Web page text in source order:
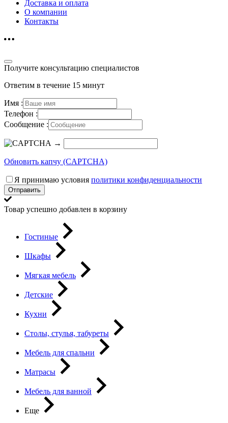
Доставка и оплата
О компании
Контакты
Получите консультацию специалистов
Ответим в течение 15 минут
Имя :
Телефон :
Сообщение :
→
Обновить капчу (CAPTCHA)
Я принимаю условия политики конфиденциальности
Отправить
Товар успешно добавлен в корзину
Гостиные
Шкафы
Мягкая мебель
Детские
Кухни
Столы, стулья, табуреты
Мебель для спальни
Матрасы
Мебель для ванной
Еще